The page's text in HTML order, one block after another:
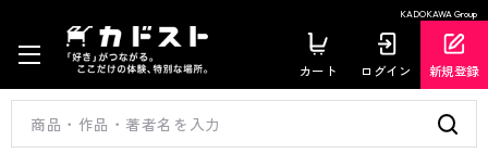
KADOKAWA Group
カート ログイン 新規登録